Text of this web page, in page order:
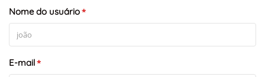
Nome do usuário*
E-mail*